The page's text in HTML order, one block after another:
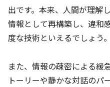
出です。本来、人間が理解
情報として再構築し、違和
度な技術といえるでしょう。
また、情報の疎密による緩
トーリーや静かな対話のパ